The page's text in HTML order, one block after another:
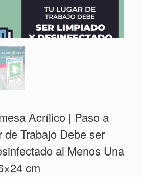
Acrílico | Paso a
de Trabajo Debe ser
al Menos Una
cm